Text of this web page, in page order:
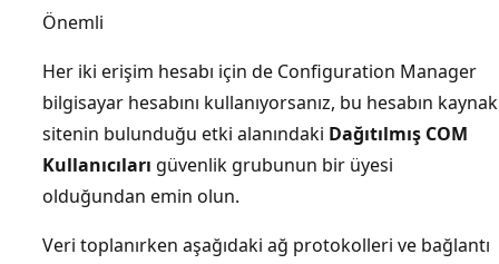
Önemli
Her iki erişim hesabı için de Configuration Manager
bilgisayar hesabını kullanıyorsanız, bu hesabın kaynak
sitenin bulunduğu etki alanındaki Dağıtılmış COM
Kullanıcıları güvenlik grubunun bir üyesi
olduğundan emin olun.
Veri toplanırken aşağıdaki ağ protokolleri ve bağlantı